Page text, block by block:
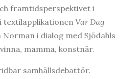
framtidsperspektivet i
textilapplikationen Var Dag
Norman i dialog med Sjödahls
mamma, konstnär.
samhällsdebattör.